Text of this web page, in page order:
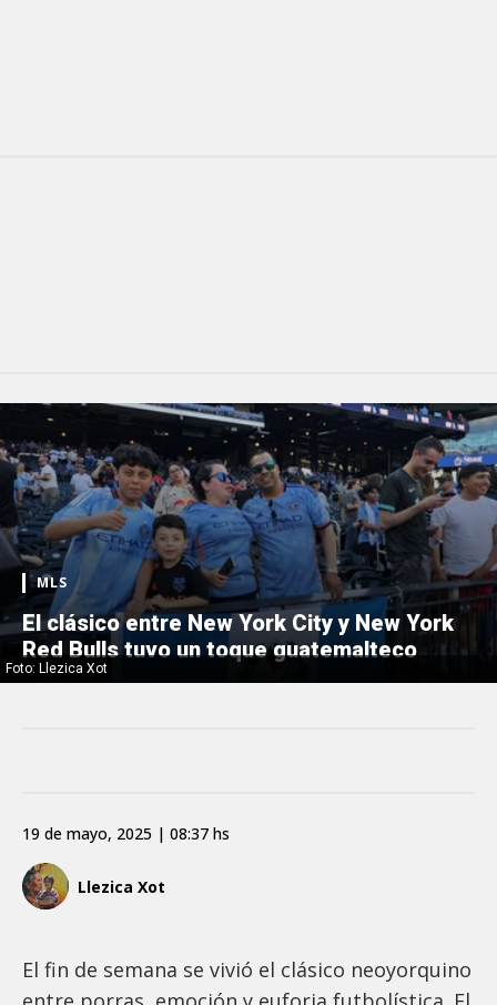
Foto: Llezica Xot
MLS
El clásico entre New York City y New York
Red Bulls tuvo un toque guatemalteco
Llezica Xot
19 de mayo, 2025 | 08:37 hs
El fin de semana se vivió el clásico neoyorquino